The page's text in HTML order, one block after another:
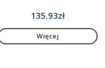
135.93zł
Więcej